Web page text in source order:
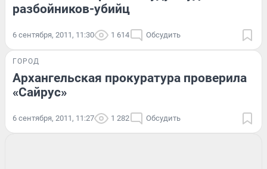
разбойников-убийц
6 сентября, 2011, 11:30 1 614 Обсудить
ГОРОД
Архангельская прокуратура проверила
«Сайрус»
6 сентября, 2011, 11:27 1 282 Обсудить